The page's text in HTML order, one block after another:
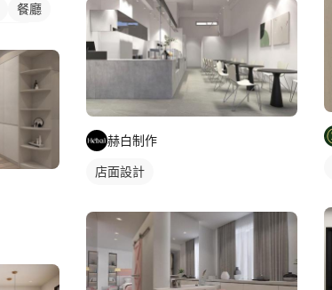
餐廳
赫白制作
店面設計